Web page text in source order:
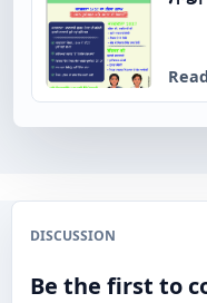
Read
DISCUSSION
Be the first to